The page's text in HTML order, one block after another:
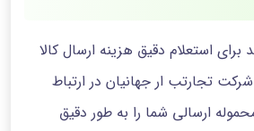
استعلام دقیق هزینه ارسال کالا
تجارتب ار جهانیان در ارتباط
ارسالی شما را به طور دقیق